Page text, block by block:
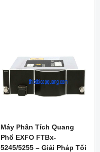
Máy Phân Tích Quang
Phổ EXFO FTBx-
5245/5255 – Giải Pháp Tối